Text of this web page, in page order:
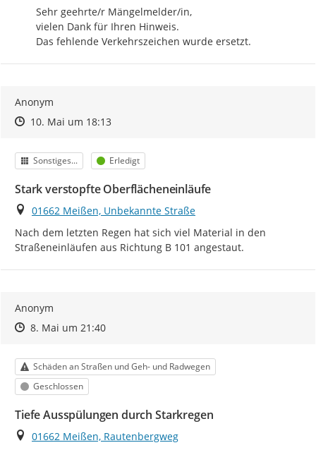
Sehr geehrte/r Mängelmelder/in,
vielen Dank für Ihren Hinweis.
Das fehlende Verkehrszeichen wurde ersetzt.
Anonym
Zeitpunkt des Erstellens
Zeitpunkt des Erstellens
10. Mai um 18:13Zur Äußerung
Kategorie
Sonstiges... Status
Erledigt
Stark verstopfte Oberflächeneinläufe
Ort
01662 Meißen, Unbekannte Straße
Nach dem letzten Regen hat sich viel Material in den
Straßeneinläufen aus Richtung B 101 angestaut.
Anonym
Zeitpunkt des Erstellens
Zeitpunkt des Erstellens
8. Mai um 21:40Zur Äußerung
Kategorie
Schäden an Straßen und Geh- und Radwegen
Status
Geschlossen
Tiefe Ausspülungen durch Starkregen
Ort
01662 Meißen, Rautenbergweg